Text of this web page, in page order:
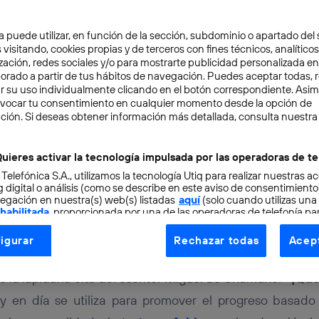
INNOVACIÓN THINK BIG 5 min
no nace, se
utilizar a menudo cuando nos referimos al
la lapidaria cita del escritor Miguel de Unamuno: «
en día se utiliza para promover el progreso
puede utilizar, en función de la sección, subdominio o apartado del
visitando, cookies propias y de terceros con fines técnicos,
redes sociales y/o para mostrarte publicidad personalizada
a partir de tus hábitos de navegación. Puedes aceptar todas,
su uso individualmente clicando en el botón correspondiente.
tu consentimiento en cualquier momento desde la opción de
Si deseas obtener información más detallada, consulta nuestra
activar la tecnología impulsada por las operadoras de
S.A., utilizamos la tecnología Utiq para realizar nuestras
digital o análisis (como se describe en este aviso de
en nuestra(s) web(s) listadas aquí(solo cuando utilizas una
, proporcionada por una de las operadoras de telefonía
consentimiento en cada página web).
Utiq está diseñada con la privacidad como prioridad
tu dirección IP y otra información de la cuenta de cliente de
la conexión que utilizas (p. ej., número de teléfono móvil).
Rechazar todas